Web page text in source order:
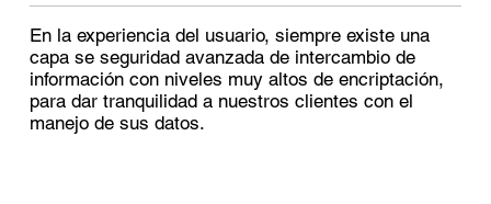
En la experiencia del usuario, siempre existe una
capa se seguridad avanzada de intercambio de
información con niveles muy altos de encriptación,
para dar tranquilidad a nuestros clientes con el
manejo de sus datos.